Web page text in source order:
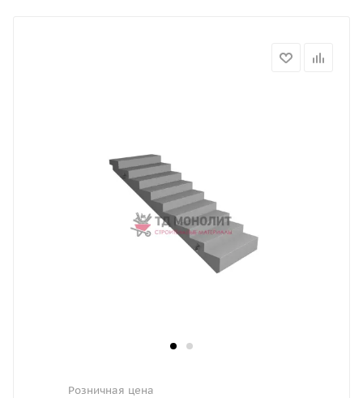
Розничная цена